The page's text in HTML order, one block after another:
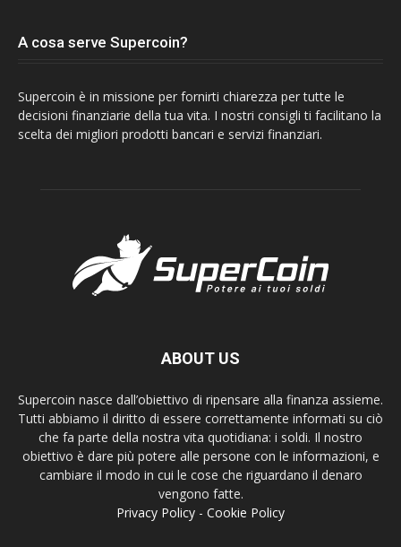
A cosa serve Supercoin?
Supercoin è in missione per fornirti chiarezza per tutte le
decisioni finanziarie della tua vita. I nostri consigli ti facilitano la
scelta dei migliori prodotti bancari e servizi finanziari.
ABOUT US
Supercoin nasce dall’obiettivo di ripensare alla finanza assieme.
Tutti abbiamo il diritto di essere correttamente informati su ciò
che fa parte della nostra vita quotidiana: i soldi. Il nostro
obiettivo è dare più potere alle persone con le informazioni, e
cambiare il modo in cui le cose che riguardano il denaro
vengono fatte.
Privacy Policy - Cookie Policy